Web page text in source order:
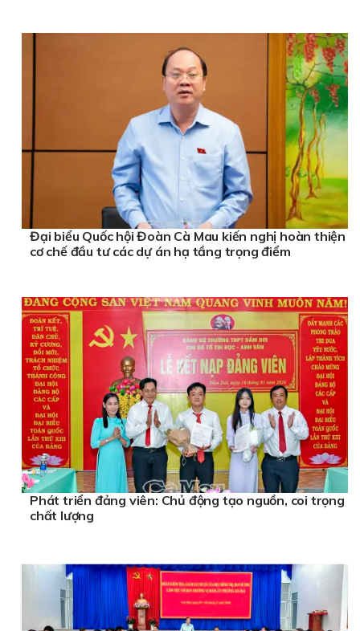
Đại biểu Quốc hội Đoàn Cà Mau kiến nghị hoàn thiện
cơ chế đầu tư các dự án hạ tầng trọng điểm
Phát triển đảng viên: Chủ động tạo nguồn, coi trọng
chất lượng